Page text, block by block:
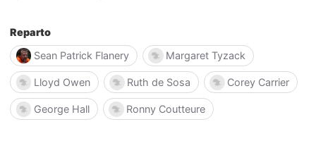
Reparto
Sean Patrick Flanery
Margaret Tyzack
Lloyd Owen Ruth de Sosa Corey Carrier
George Hall Ronny Coutteure